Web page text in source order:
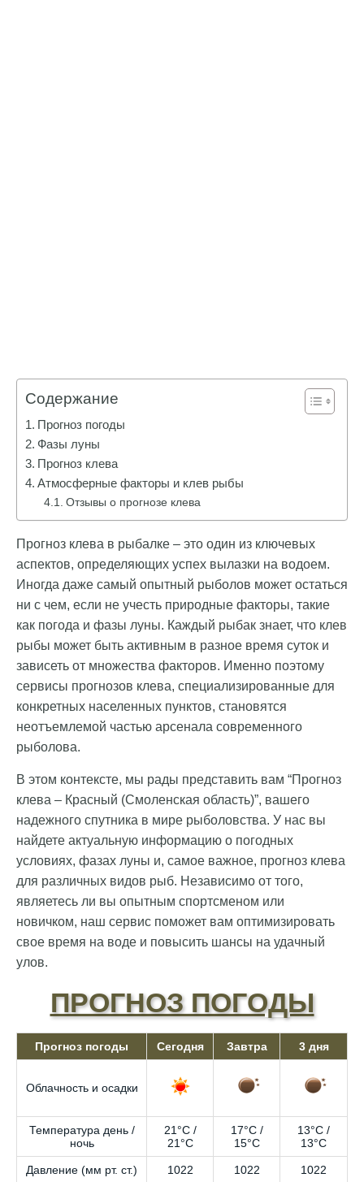
Содержание
Прогноз погоды
Фазы луны
Прогноз клева
Атмосферные факторы и клев рыбы
Отзывы о прогнозе клева
Прогноз клева в рыбалке – это один из ключевых
аспектов, определяющих успех вылазки на водоем.
Иногда даже самый опытный рыболов может остаться
ни с чем, если не учесть природные факторы, такие
как погода и фазы луны. Каждый рыбак знает, что клев
рыбы может быть активным в разное время суток и
зависеть от множества факторов. Именно поэтому
сервисы прогнозов клева, специализированные для
конкретных населенных пунктов, становятся
неотъемлемой частью арсенала современного
рыболова.
В этом контексте, мы рады представить вам “Прогноз
клева – Красный (Смоленская область)”, вашего
надежного спутника в мире рыболовства. У нас вы
найдете актуальную информацию о погодных
условиях, фазах луны и, самое важное, прогноз клева
для различных видов рыб. Независимо от того,
являетесь ли вы опытным спортсменом или
новичком, наш сервис поможет вам оптимизировать
свое время на воде и повысить шансы на удачный
улов.
ПРОГНОЗ ПОГОДЫ
Прогноз погоды Сегодня Завтра 3 дня
Облачность и осадки
Температура день /
ночь
21°C /
21°C
17°C /
15°C
13°C /
13°C
Давление (мм рт. ст.) 1022 1022 1022